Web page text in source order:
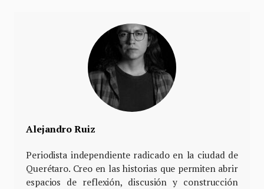
Alejandro Ruiz
Periodista independiente radicado en la ciudad de
Querétaro. Creo en las historias que permiten abrir
espacios de reflexión, discusión y construcción